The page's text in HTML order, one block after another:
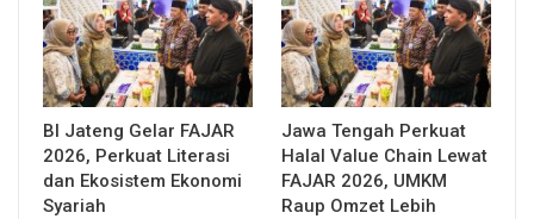
BI Jateng Gelar FAJAR
2026, Perkuat Literasi
dan Ekosistem Ekonomi
Syariah
Jawa Tengah Perkuat
Halal Value Chain Lewat
FAJAR 2026, UMKM
Raup Omzet Lebih